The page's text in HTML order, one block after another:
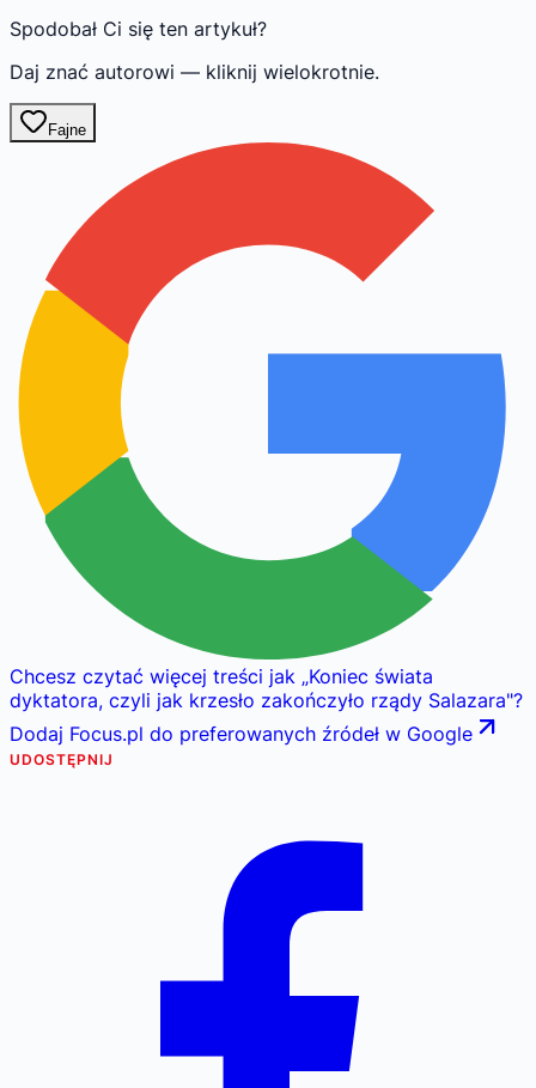
Spodobał Ci się ten artykuł?
Daj znać autorowi — kliknij wielokrotnie.
Fajne
Chcesz czytać więcej treści jak „Koniec świata
dyktatora, czyli jak krzesło zakończyło rządy Salazara"?
Dodaj Focus.pl do preferowanych źródeł w Google
UDOSTĘPNIJ